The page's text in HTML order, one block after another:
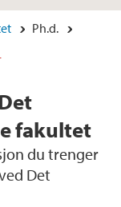
Ph.d.
fakultet
du trenger
Det